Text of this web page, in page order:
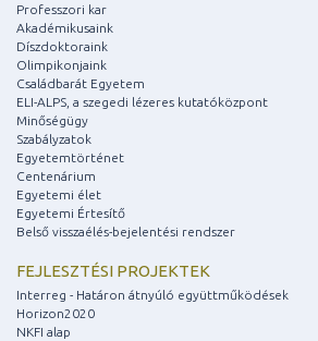
Professzori kar
Akadémikusaink
Díszdoktoraink
Olimpikonjaink
Családbarát Egyetem
ELI-ALPS, a szegedi lézeres kutatóközpont
Minőségügy
Szabályzatok
Egyetemtörténet
Centenárium
Egyetemi élet
Egyetemi Értesítő
Belső visszaélés-bejelentési rendszer
FEJLESZTÉSI PROJEKTEK
Interreg - Határon átnyúló együttműködések
Horizon2020
NKFI alap